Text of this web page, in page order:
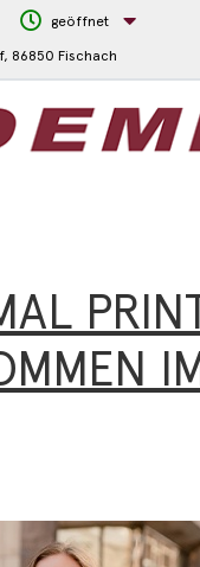
geöffnet
86850 Fischach